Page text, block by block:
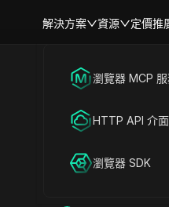
解決方案
海外社媒營
廣告投放
帳號共享
資源 定價推
瀏覽器 MCP
HTTP API 介面
瀏覽器 SDK
首頁|熱門
Discord 上
社交媒體行銷
找到買家（代理行銷）